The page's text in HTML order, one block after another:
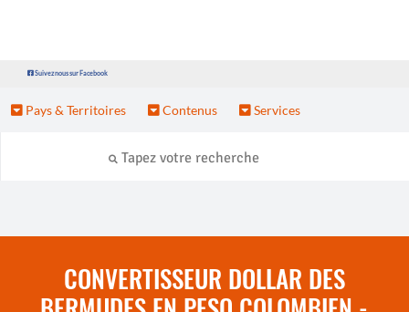
Suivez nous sur Facebook
Pays & Territoires Contenus Services
CONVERTISSEUR DOLLAR DES